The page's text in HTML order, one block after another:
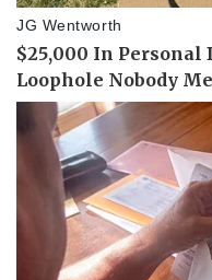
Vụ án
Tư vấn luật